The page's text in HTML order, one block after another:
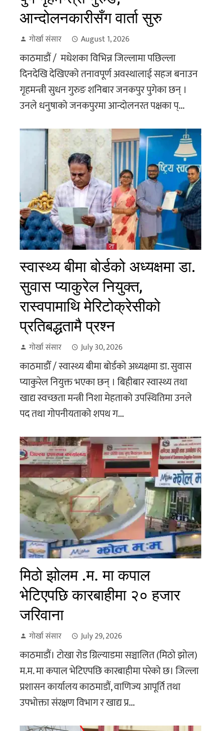
आन्दोलनकारीसँग वार्ता सुरु
गोर्खा संसार August 1, 2026
काठमाडौं / मधेशका विभिन्न जिल्लामा पछिल्ला
दिनदेखि देखिएको तनावपूर्ण अवस्थालाई सहज बनाउन
गृहमन्त्री सुधन गुरुङ शनिबार जनकपुर पुगेका छन् ।
उनले धनुषाको जनकपुरमा आन्दोलनरत पक्षका प्...
स्वास्थ्य बीमा बोर्डको अध्यक्षमा डा.
सुवास प्याकुरेल नियुक्त,
रास्वपामाथि मेरिटोक्रेसीको
प्रतिबद्धतामै प्रश्न
गोर्खा संसार July 30, 2026
काठमाडौँ / स्वास्थ्य बीमा बोर्डको अध्यक्षमा डा. सुवास
प्याकुरेल नियुक्त भएका छन् । बिहीबार स्वास्थ्य तथा
खाद्य स्वच्छता मन्त्री निशा मेहताको उपस्थितिमा उनले
पद तथा गोपनीयताको शपथ ग...
मिठो झोलम .म. मा कपाल
भेटिएपछि कारबाहीमा २० हजार
जरिवाना
गोर्खा संसार July 29, 2026
काठमाडौं। टोखा रोड ग्रिल्याडमा सञ्चालित (मिठो झोल)
म.म. मा कपाल भेटिएपछि कारबाहीमा परेको छ। जिल्ला
प्रशासन कार्यालय काठमाडौं, वाणिज्य आपूर्ति तथा
उपभोक्ता संरक्षण विभाग र खाद्य प्र...